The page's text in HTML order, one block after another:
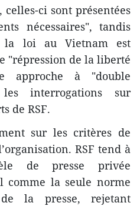
ci sont présentées
nécessaires", tandis
la loi au Vietnam est
"répression de la liberté
approche à "double
interrogations sur
de RSF.
sur les critères de
RSF tend à
de presse privée
comme la seule norme
la presse, rejetant